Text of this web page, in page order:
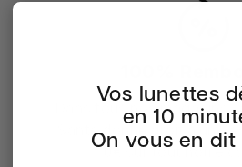
Dans tous nos magasins,
Santé donne droit à un
0€ sur tout notre
Vos lunettes
en 10
On vous en